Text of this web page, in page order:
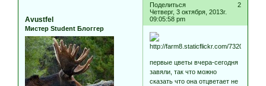
Поделиться
2
Четверг, 3 октября, 2013г.
09:05:58 pm
Avustfel
Мистер Student Блоггер
первые цветы вчера-сегодня
завяли, так что можно
сказать что она отцветает не